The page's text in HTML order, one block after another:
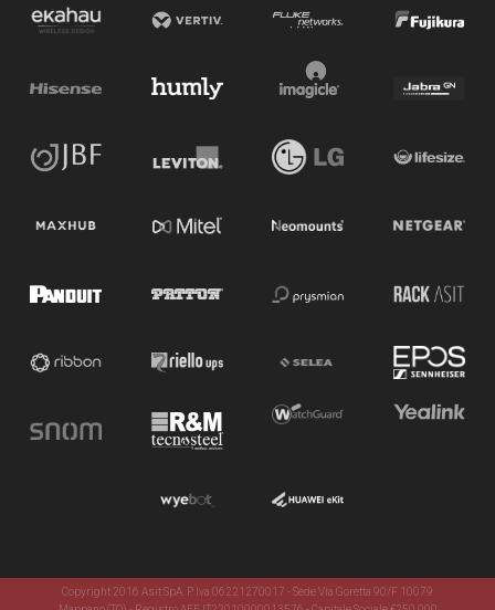
Copyright 2016 Asit SpA. P. Iva 06221270017 - Sede Via Goretta 90/F 10079